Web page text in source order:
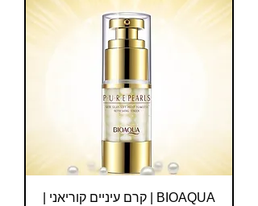
BIOAQUA | קרם עיניים קוריאני |